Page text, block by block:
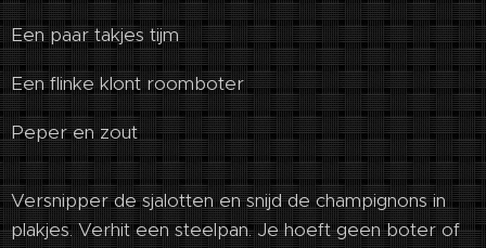
Een paar takjes tijm
Een flinke klont roomboter
Peper en zout
Versnipper de sjalotten en snijd de champignons in
plakjes. Verhit een steelpan. Je hoeft geen boter of